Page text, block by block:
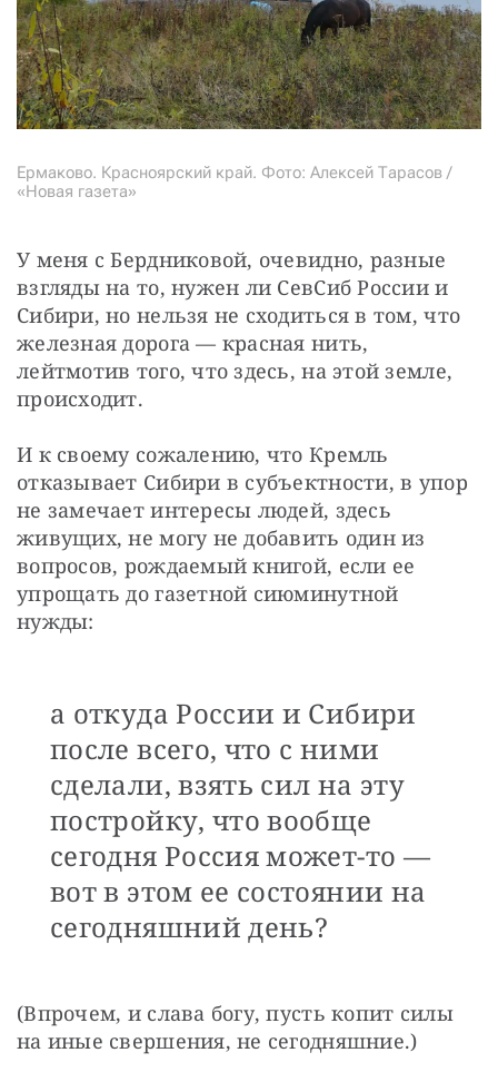
Ермаково. Красноярский край. Фото: Алексей Тарасов /
«Новая газета»
У меня с Бердниковой, очевидно, разные
взгляды на то, нужен ли СевСиб России и
Сибири, но нельзя не сходиться в том, что
железная дорога — красная нить,
лейтмотив того, что здесь, на этой земле,
происходит.
И к своему сожалению, что Кремль
отказывает Сибири в субъектности, в упор
не замечает интересы людей, здесь
живущих, не могу не добавить один из
вопросов, рождаемый книгой, если ее
упрощать до газетной сиюминутной
нужды:
а откуда России и Сибири
после всего, что с ними
сделали, взять сил на эту
постройку, что вообще
сегодня Россия может-то —
вот в этом ее состоянии на
сегодняшний день?
(Впрочем, и слава богу, пусть копит силы
на иные свершения, не сегодняшние.)